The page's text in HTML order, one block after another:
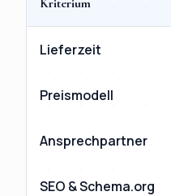
Kriterium
Lieferzeit
Preismodell
Ansprechpartner
SEO & Schema.org